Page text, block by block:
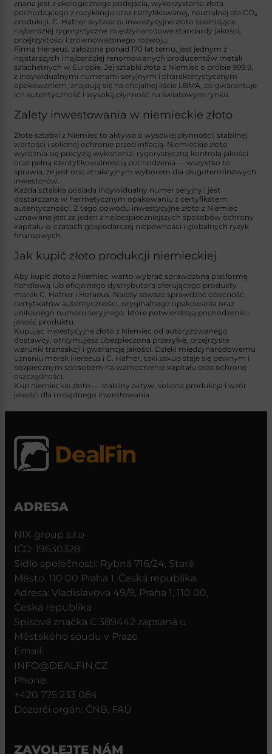
znana jest z ekologicznego podejścia, wykorzystania złota
pochodzącego z recyklingu oraz certyfikowanej, neutralnej dla CO₂
produkcji. C. Hafner wytwarza inwestycyjne złoto spełniające
najbardziej rygorystyczne międzynarodowe standardy jakości,
przejrzystości i zrównoważonego rozwoju.
Firma Heraeus , założona ponad 170 lat temu, jest jednym z
najstarszych i najbardziej renomowanych producentów metali
szlachetnych w Europie. Jej sztabki złota z Niemiec o próbie 999.9,
z indywidualnymi numerami seryjnymi i charakterystycznym
opakowaniem, znajdują się na oficjalnej liście LBMA, co gwarantuje
ich autentyczność i wysoką płynność na światowym rynku.
Zalety inwestowania w niemieckie złoto
Złote sztabki z Niemiec to aktywa o wysokiej płynności, stabilnej
wartości i solidnej ochronie przed inflacją. Niemieckie złoto
wyróżnia się precyzją wykonania, rygorystyczną kontrolą jakości
oraz pełną identyfikowalnością pochodzenia — wszystko to
sprawia, że jest ono atrakcyjnym wyborem dla długoterminowych
inwestorów.
Każda sztabka posiada indywidualny numer seryjny i jest
dostarczana w hermetycznym opakowaniu z certyfikatem
autentyczności. Z tego powodu inwestycyjne złoto z Niemiec
uznawane jest za jeden z najbezpieczniejszych sposobów ochrony
kapitału w czasach gospodarczej niepewności i globalnych ryzyk
finansowych.
Jak kupić złoto produkcji niemieckiej
Aby kupić złoto z Niemiec, warto wybrać sprawdzoną platformę
handlową lub oficjalnego dystrybutora oferującego produkty
marek C. Hafner i Heraeus . Należy zawsze sprawdzać obecność
certyfikatów autentyczności, oryginalnego opakowania oraz
unikalnego numeru seryjnego, które potwierdzają pochodzenie i
jakość produktu.
Kupując inwestycyjne złoto z Niemiec od autoryzowanego
dostawcy, otrzymujesz ubezpieczoną przesyłkę, przejrzyste
warunki transakcji i gwarancję jakości. Dzięki międzynarodowemu
uznaniu marek Heraeus i C. Hafner , taki zakup staje się pewnym i
bezpiecznym sposobem na wzmocnienie kapitału oraz ochronę
oszczędności.
Kup niemieckie złoto — stabilny aktyw, solidna produkcja i wzór
jakości dla rozsądnego inwestowania.
ADRESA
NIX group s.r.o
IČO: 19630328
Sídlo společnosti: Rybná 716/24, Staré
Město, 110 00 Praha 1, Česká republika
Adresa: Vladislavova 49/9, Praha 1, 110 00,
Česká republika
Spisová značka C 389442 zapsaná u
Městského soudu v Praze
Email:
INFO@DEALFIN.CZ
Phone:
+420 775 233 084
Dozorčí orgán: ČNB, FAÚ
ZAVOLEJTE NÁM